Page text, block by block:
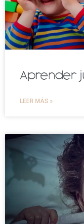
Aprender
LEER MÁS »